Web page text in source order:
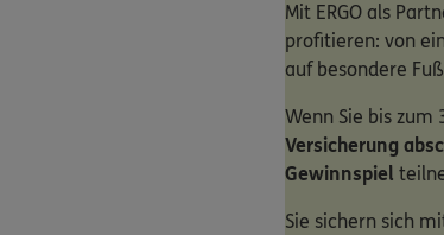
Mit ERGO als
profitieren: von
auf besondere
Wenn Sie bis zum
Versicherung
Gewinnspiel
Sie sichern sich